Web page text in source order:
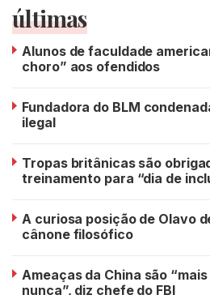
últimas
Alunos de faculdade
choro” aos ofendidos
Fundadora do BLM
ilegal
Tropas britânicas são
treinamento para “dia de
A curiosa posição de Olavo
cânone filosófico
Ameaças da China são
nunca”, diz chefe do FBI